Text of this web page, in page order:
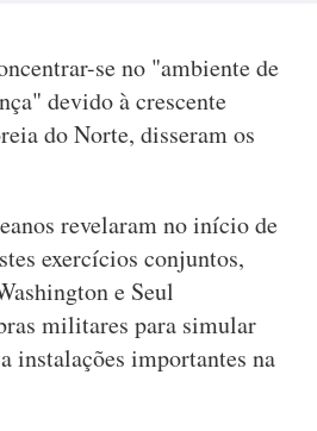
se no "ambiente de
devido à crescente
do Norte, disseram os
revelaram no início de
exercícios conjuntos,
e Seul
militares para simular
instalações importantes na